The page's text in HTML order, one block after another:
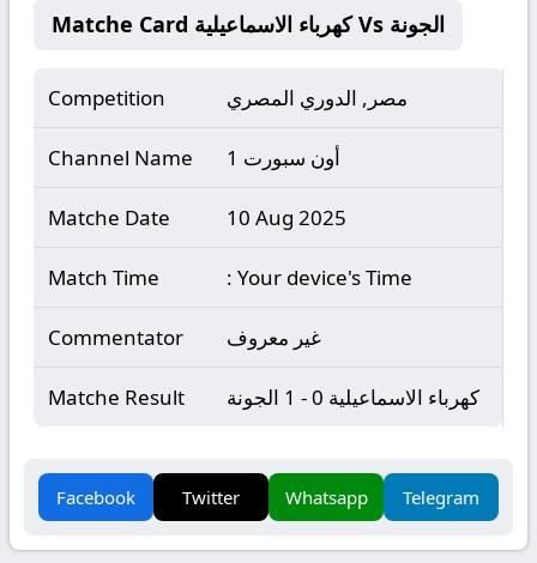
Matche Card كهرباء الاسماعيلية Vs الجونة
Competition مصر, الدوري المصري
Channel Name أون سبورت 1
Matche Date 10 Aug 2025
Match Time : Your device's Time
Commentator غير معروف
Matche Result كهرباء الاسماعيلية 0 - 1 الجونة
Facebook Twitter Whatsapp Telegram